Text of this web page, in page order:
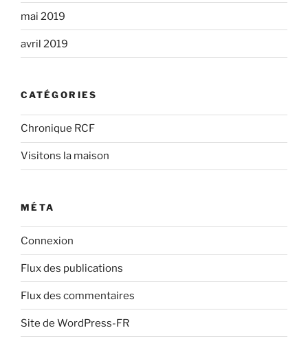
mai 2019
avril 2019
CATÉGORIES
Chronique RCF
Visitons la maison
MÉTA
Connexion
Flux des publications
Flux des commentaires
Site de WordPress-FR